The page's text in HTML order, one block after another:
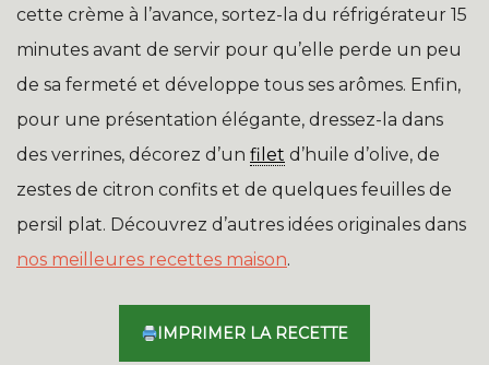
cette crème à l’avance, sortez-la du réfrigérateur 15
minutes avant de servir pour qu’elle perde un peu
de sa fermeté et développe tous ses arômes. Enfin,
pour une présentation élégante, dressez-la dans
des verrines, décorez d’un filet d’huile d’olive, de
zestes de citron confits et de quelques feuilles de
persil plat. Découvrez d’autres idées originales dans
nos meilleures recettes maison.
IMPRIMER LA RECETTE